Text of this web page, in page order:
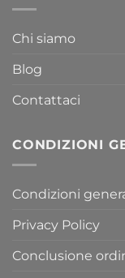
Chi siamo
Blog
Contattaci
CONDIZIONI
Condizioni
Privacy Policy
Conclusione